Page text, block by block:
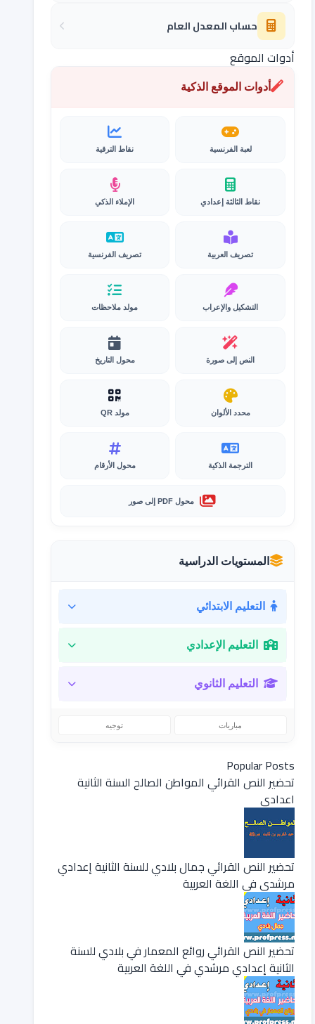
حساب المعدل العام
أدوات الموقع
أدوات الموقع الذكية
لعبة الفرنسية نقاط الترقية
نقاط الثالثة إعدادي الإملاء الذكي
تصريف العربية تصريف الفرنسية
التشكيل والإعراب مولد ملاحظات
النص إلى صورة محول التاريخ
محدد الألوان مولد QR
الترجمة الذكية محول الأرقام
محول PDF إلى صور
المستويات الدراسية
التعليم الابتدائي
التعليم الإعدادي
التعليم الثانوي
مباريات توجيه
Popular Posts
تحضير النص القرائي المواطن الصالح السنة الثانية
اعدادي
تحضير النص القرائي جمال بلادي للسنة الثانية إعدادي
مرشدي في اللغة العربية
تحضير النص القرائي روائع المعمار في بلادي للسنة
الثانية إعدادي مرشدي في اللغة العربية